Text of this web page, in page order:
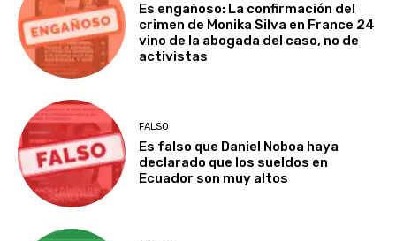
Es engañoso: La confirmación del
crimen de Monika Silva en France 24
vino de la abogada del caso, no de
activistas
FALSO
Es falso que Daniel Noboa haya
declarado que los sueldos en
Ecuador son muy altos